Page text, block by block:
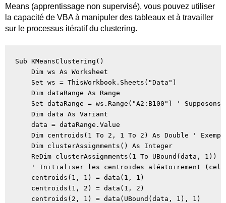
Means (apprentissage non supervisé), vous pouvez utiliser
la capacité de VBA à manipuler des tableaux et à travailler
sur le processus itératif du clustering.
Sub KMeansClustering()
    Dim ws As Worksheet
    Set ws = ThisWorkbook.Sheets("Data")
    Dim dataRange As Range
Set dataRange = ws.Range("A2:B100") '
    Dim data As Variant
    data = dataRange.Value
Dim centroids(1 To 2, 1 To 2) As Double '
    Dim clusterAssignments() As Integer
    ReDim clusterAssignments(1 To UBound(data, 1))
' Initialiser les centroides aléatoirement
    centroids(1, 1) = data(1, 1)
    centroids(1, 2) = data(1, 2)
    centroids(2, 1) = data(UBound(data, 1), 1)